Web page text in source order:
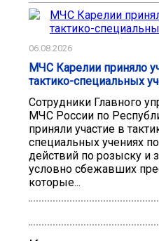
06.08.2026
МЧС Карелии приняло
тактико-специальных
Сотрудники Главного
МЧС России по
приняли участие в
специальных учениях
действий по розыску и
условно сбежавших
которые...